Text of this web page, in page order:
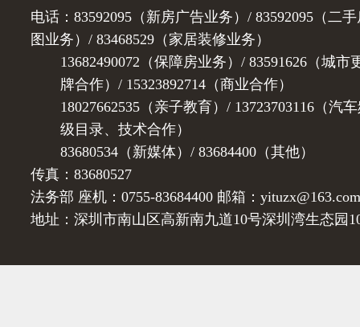
电话：83592095（新房广告业务）/ 83592095（二
图业务）/ 83468529（家居装修业务）
13682490072（保障房业务）/ 83591626（城市
牌合作）/ 15323892714（商业合作）
18027662535（亲子教育）/ 13723703116（汽
级目录、技术合作）
83680534（新媒体）/ 83684400（其他）
传真：83680527
法务部 座机：0755-83684400 邮箱：yituzx@163.com
地址：深圳市南山区高新南九道10号深圳湾生态园